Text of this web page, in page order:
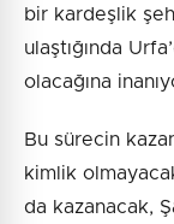
bir kardeşlik
ulaştığında
olacağına
Bu sürecin
kimlik
da kazanacak,